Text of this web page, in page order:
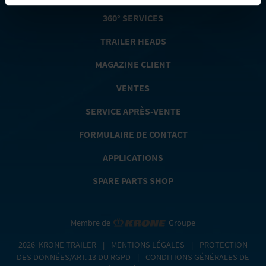
360° SERVICES
TRAILER HEADS
MAGAZINE CLIENT
VENTES
SERVICE APRÈS-VENTE
FORMULAIRE DE CONTACT
APPLICATIONS
SPARE PARTS SHOP
Membre de
Groupe
2026 KRONE TRAILER | MENTIONS LÉGALES |
PROTECTION
DES DONNÉES/ART. 13 DU RGPD
|
CONDITIONS GÉNÉRALES DE